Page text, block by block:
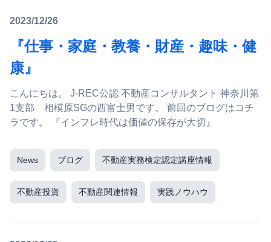
2023/12/26
『仕事・家庭・教養・財産・趣味・健
康』
こんにちは。 J-REC公認 不動産コンサルタント 神奈川第
1支部 相模原SGの西富士男です。 前回のブログはコチ
ラです。 『インフレ時代は価値の保存が大切』
News ブログ 不動産実務検定認定講座情報
不動産投資 不動産関連情報 実践ノウハウ